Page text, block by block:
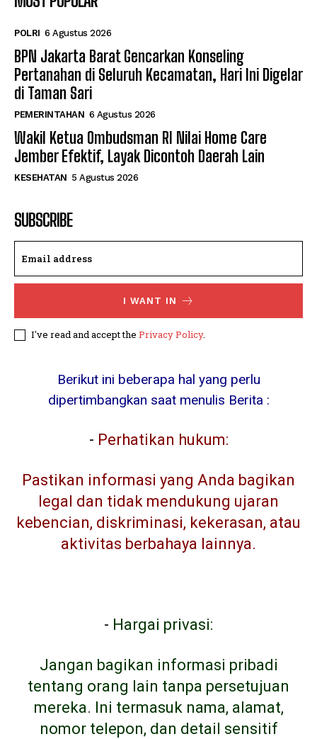
POLRI 6 Agustus 2026
BPN Jakarta Barat Gencarkan Konseling
Pertanahan di Seluruh Kecamatan, Hari Ini Digelar
di Taman Sari
PEMERINTAHAN 6 Agustus 2026
Wakil Ketua Ombudsman RI Nilai Home Care
Jember Efektif, Layak Dicontoh Daerah Lain
KESEHATAN 5 Agustus 2026
SUBSCRIBE
I WANT IN
I've read and accept the Privacy Policy.
Berikut ini beberapa hal yang perlu
dipertimbangkan saat menulis Berita :
- Perhatikan hukum:
Pastikan informasi yang Anda bagikan
legal dan tidak mendukung ujaran
kebencian, diskriminasi, kekerasan, atau
aktivitas berbahaya lainnya.
- Hargai privasi:
Jangan bagikan informasi pribadi
tentang orang lain tanpa persetujuan
mereka. Ini termasuk nama, alamat,
nomor telepon, dan detail sensitif